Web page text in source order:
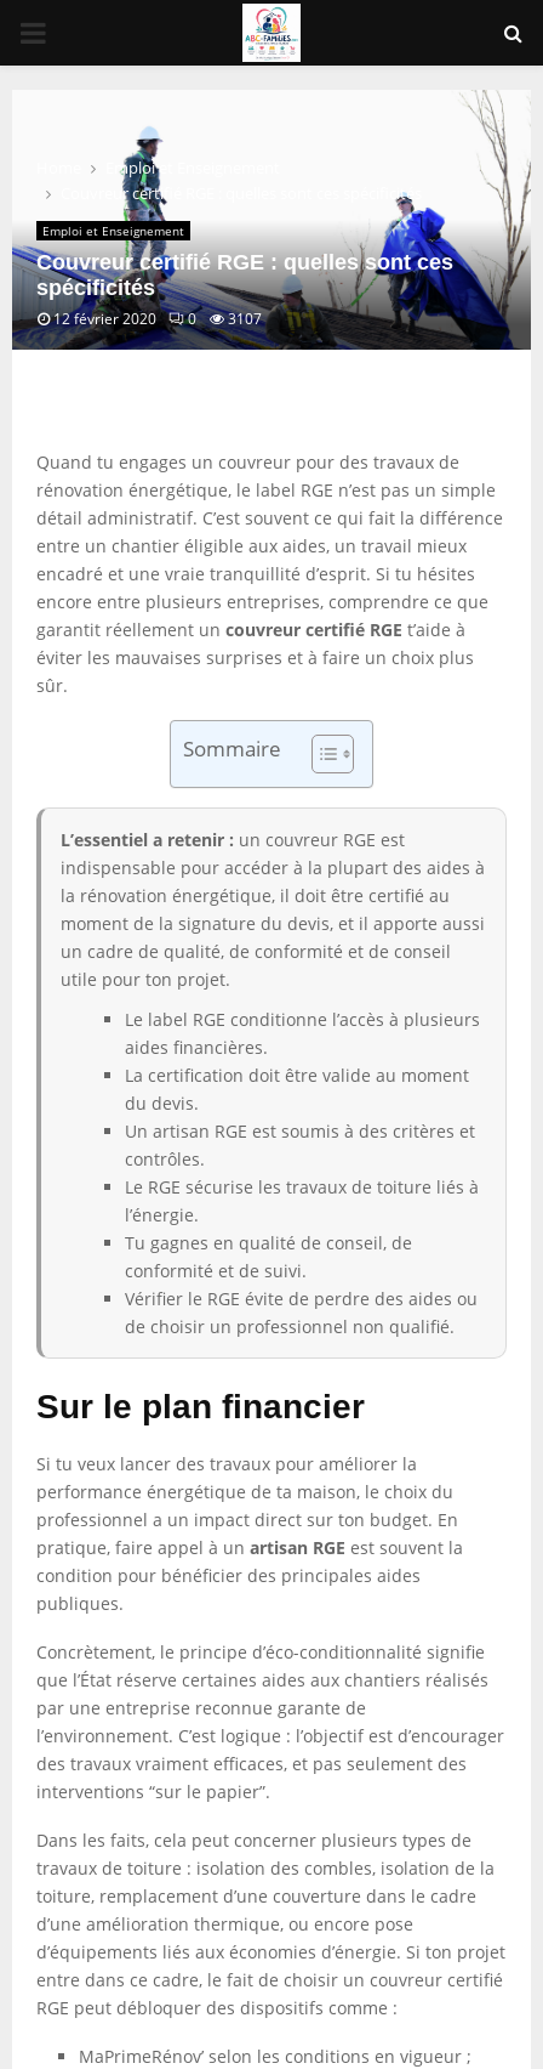
PRIMARY
Emploi et Enseignement
Couvreur certifié RGE : quelles sont ces spécificités
Emploi et Enseignement
Couvreur certifié RGE : quelles sont ces
spécificités
12 février 2020 0 3107
Quand tu engages un couvreur pour des travaux de
rénovation énergétique, le label RGE n’est pas un simple
détail administratif. C’est souvent ce qui fait la différence
entre un chantier éligible aux aides, un travail mieux
encadré et une vraie tranquillité d’esprit. Si tu hésites
encore entre plusieurs entreprises, comprendre ce que
garantit réellement un couvreur certifié RGE t’aide à
éviter les mauvaises surprises et à faire un choix plus
sûr.
Sommaire
L’essentiel a retenir : un couvreur RGE est
indispensable pour accéder à la plupart des aides à
la rénovation énergétique, il doit être certifié au
moment de la signature du devis, et il apporte aussi
un cadre de qualité, de conformité et de conseil
utile pour ton projet.
Le label RGE conditionne l’accès à plusieurs
aides financières.
La certification doit être valide au moment
du devis.
Un artisan RGE est soumis à des critères et
contrôles.
Le RGE sécurise les travaux de toiture liés à
l’énergie.
Tu gagnes en qualité de conseil, de
conformité et de suivi.
Vérifier le RGE évite de perdre des aides ou
de choisir un professionnel non qualifié.
Sur le plan financier
Si tu veux lancer des travaux pour améliorer la
performance énergétique de ta maison, le choix du
professionnel a un impact direct sur ton budget. En
pratique, faire appel à un artisan RGE est souvent la
condition pour bénéficier des principales aides
publiques.
Concrètement, le principe d’éco-conditionnalité signifie
que l’État réserve certaines aides aux chantiers réalisés
par une entreprise reconnue garante de
l’environnement. C’est logique : l’objectif est d’encourager
des travaux vraiment efficaces, et pas seulement des
interventions “sur le papier”.
Dans les faits, cela peut concerner plusieurs types de
travaux de toiture : isolation des combles, isolation de la
toiture, remplacement d’une couverture dans le cadre
d’une amélioration thermique, ou encore pose
d’équipements liés aux économies d’énergie. Si ton projet
entre dans ce cadre, le fait de choisir un couvreur certifié
RGE peut débloquer des dispositifs comme :
MaPrimeRénov’ selon les conditions en vigueur ;